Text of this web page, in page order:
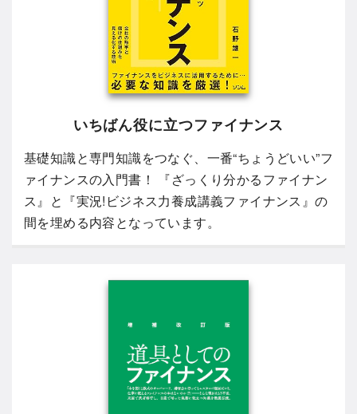
いちばん役に立つファイナンス
基礎知識と専門知識をつなぐ、一番“ちょうどいい”フ
ァイナンスの入門書！ 『ざっくり分かるファイナン
ス』と『実況!ビジネス力養成講義ファイナンス』の
間を埋める内容となっています。